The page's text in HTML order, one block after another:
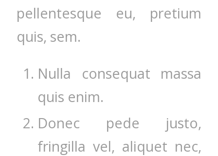
pellentesque eu, pretium
quis, sem.
Nulla consequat massa
quis enim.
Donec pede justo,
fringilla vel, aliquet nec,